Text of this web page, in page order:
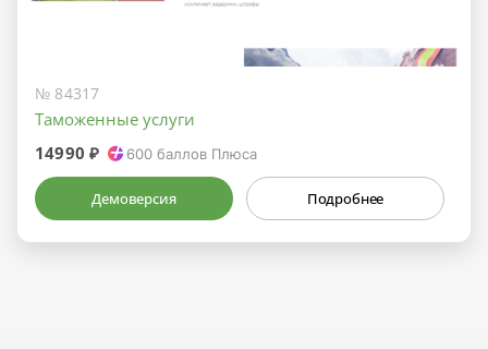
№ 84317
Таможенные услуги
14990 ₽
600 баллов Плюса
Демоверсия Подробнее